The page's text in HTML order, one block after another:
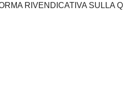
RIVENDICATIVA SULLA